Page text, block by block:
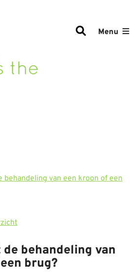
Menu
behandeling van een kroon of een
behandeling van
brug?